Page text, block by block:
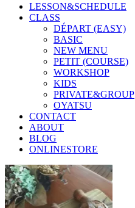
LESSON&SCHEDULE
CLASS
DÉPART (EASY)
BASIC
NEW MENU
PETIT (COURSE)
WORKSHOP
KIDS
PRIVATE&GROUP
OYATSU
CONTACT
ABOUT
BLOG
ONLINESTORE